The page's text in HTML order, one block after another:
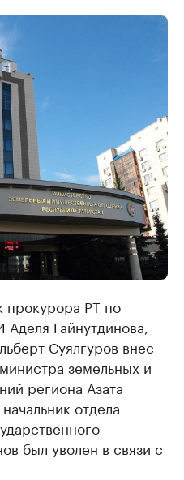
РТ по
Гайнутдинова,
Суялгуров внес
земельных и
региона Азата
отдела
был уволен в связи с